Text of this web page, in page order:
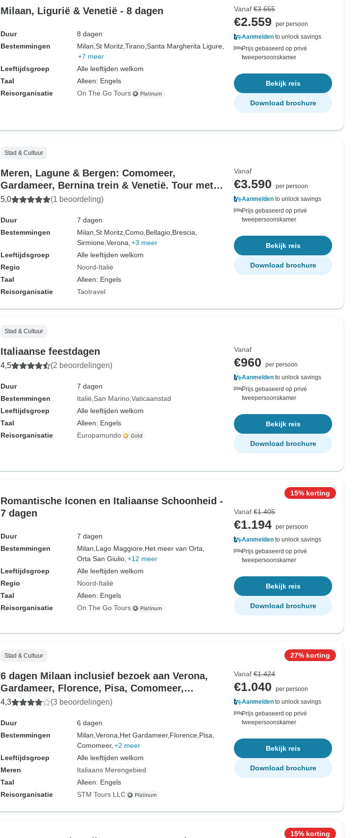
Milaan, Ligurië & Venetië - 8 dagen
Duur
8 dagen
Bestemmingen
Milan, St Moritz, Tirano, Santa Margherita Ligure,
+7 meer
Leeftijdsgroep
Alle leeftijden welkom
Taal
Alleen: Engels
Reisorganisatie
On The Go Tours
Vanaf €3.655
€2.559
per persoon
Aanmelden to unlock savings
Prijs gebaseerd op privé
tweepersoonskamer
Bekijk reis
Download brochure
Stad & Cultuur
Meren, Lagune & Bergen: Comomeer,
Gardameer, Bernina trein & Venetië. Tour met
kleine groep
5,0 (1 beoordeling)
Duur
7 dagen
Bestemmingen
Milan, St Moritz, Como, Bellagio, Brescia,
Sirmione, Verona, +3 meer
Leeftijdsgroep
Alle leeftijden welkom
Regio
Noord-Italië
Taal
Alleen: Engels
Reisorganisatie
Taotravel
Vanaf
€3.590
per persoon
Aanmelden to unlock savings
Prijs gebaseerd op privé
tweepersoonskamer
Bekijk reis
Download brochure
Stad & Cultuur
Italiaanse feestdagen
4,5 (2 beoordelingen)
Duur
7 dagen
Bestemmingen
Italië San Marino Vaticaanstad
Leeftijdsgroep
Alle leeftijden welkom
Taal
Alleen: Engels
Reisorganisatie
Europamundo
Vanaf
€960
per persoon
Aanmelden to unlock savings
Prijs gebaseerd op privé
tweepersoonskamer
Bekijk reis
Download brochure
Romantische Iconen en Italiaanse Schoonheid -
7 dagen
Duur
7 dagen
Bestemmingen
Milan, Lago Maggiore, Het meer van Orta,
Orta San Giulio, +12 meer
Leeftijdsgroep
Alle leeftijden welkom
Regio
Noord-Italië
Taal
Alleen: Engels
Reisorganisatie
On The Go Tours
15% korting
Vanaf €1.405
€1.194 per persoon
Aanmelden to unlock savings
Prijs gebaseerd op privé
tweepersoonskamer
Bekijk reis
Download brochure
Stad & Cultuur
6 dagen Milaan inclusief bezoek aan Verona,
Gardameer, Florence, Pisa, Comomeer,
Bellagio&Lugano.
4,3 (3 beoordelingen)
Duur
6 dagen
Bestemmingen
Milan, Verona, Het Gardameer, Florence, Pisa,
Comomeer, +2 meer
Leeftijdsgroep
Alle leeftijden welkom
Meren
Italiaans Merengebied
Taal
Alleen: Engels
Reisorganisatie
STM Tours LLC
27% korting
Vanaf €1.424
€1.040
per persoon
Aanmelden to unlock savings
Prijs gebaseerd op privé
tweepersoonskamer
Bekijk reis
Download brochure
15% korting